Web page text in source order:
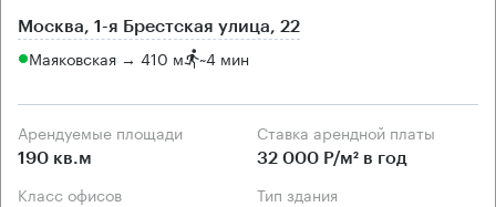
Москва, 1-я Брестская улица, 22
Маяковская → 410 м ~4 мин
Арендуемые площади
190 кв.м
Ставка арендной платы
32 000 Р/м² в год
Класс офисов Тип здания